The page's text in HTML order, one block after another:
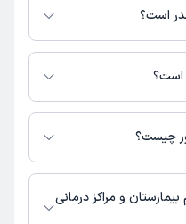
است؟
لازم است با مطب تماس بگیرید.
است؟
آدرس مطب‌های دکتر شبنم علیپور به شرح
بعثت- طبقه اول- داروخانه
چیست؟
شبنم علیپور در حال حاضر در
و مراکز درمانی